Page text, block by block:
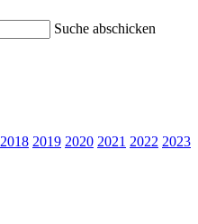
Suche abschicken
2018 2019 2020 2021 2022 2023